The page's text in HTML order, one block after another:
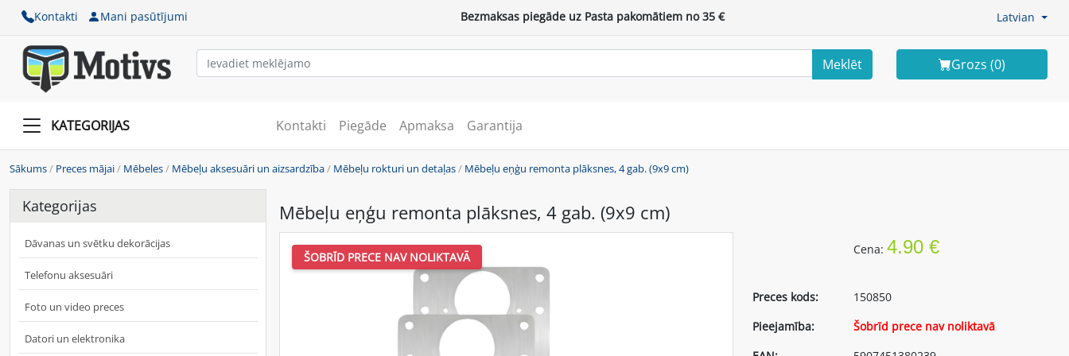
Kontakti Mani pasūtījumi Bezmaksas piegāde uz Pasta pakomātiem no 35 € Latvian
Meklēt Grozs (0)
KATEGORIJAS Kontakti Piegāde Apmaksa Garantija
Sākums/ Preces mājai/ Mēbeles/ Mēbeļu aksesuāri un aizsardzība/ Mēbeļu rokturi un detaļas/ Mēbeļu eņģu remonta plāksnes, 4 gab. (9x9 cm)
Kategorijas
Dāvanas un svētku dekorācijas
Telefonu aksesuāri
Foto un video preces
Datori un elektronika
Mēbeļu eņģu remonta plāksnes, 4 gab. (9x9 cm)
ŠOBRĪD PRECE NAV NOLIKTAVĀ
Cena: 4.90 €
Preces kods:
150850
Pieejamība:
Šobrīd prece nav noliktavā